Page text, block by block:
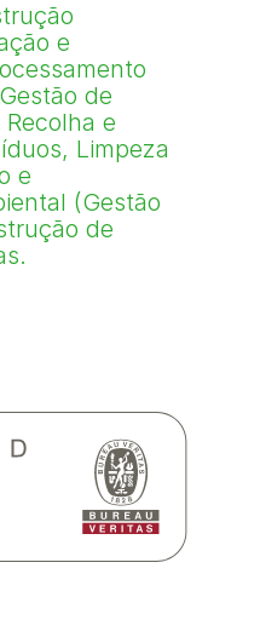
e
de
e
Limpeza
e
(Gestão
de